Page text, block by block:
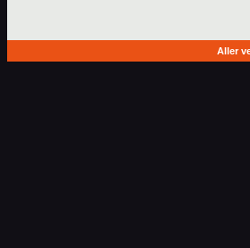
Aller